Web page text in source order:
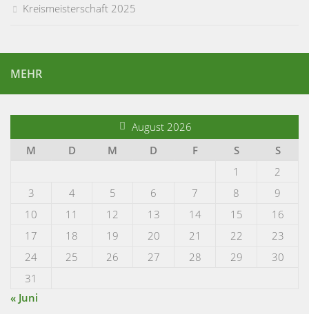
Kreismeisterschaft 2025
MEHR
August 2026
M
D M D F S
S
1
2
3
4 5 6 7 8
9
10
11 12 13 14 15
16
17
18 19 20 21 22
23
24
25 26 27 28 29
30
31
« Juni